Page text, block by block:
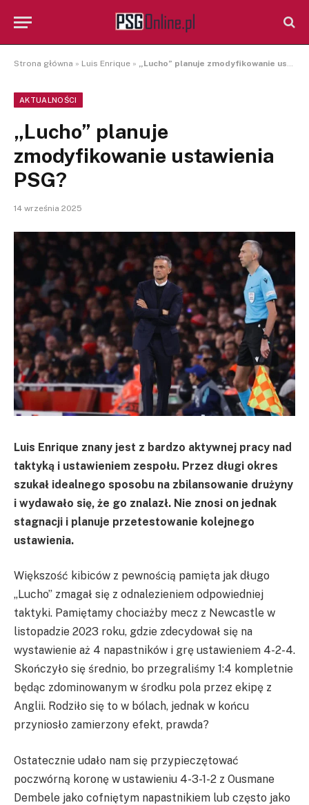
Strona główna » Luis Enrique » „Lucho” planuje zmodyfikowanie ustawienia PSG?
AKTUALNOŚCI
„Lucho” planuje
zmodyfikowanie ustawienia
PSG?
14 września 2025
Luis Enrique znany jest z bardzo aktywnej pracy nad
taktyką i ustawieniem zespołu. Przez długi okres
szukał idealnego sposobu na zbilansowanie drużyny
i wydawało się, że go znalazł. Nie znosi on jednak
stagnacji i planuje przetestowanie kolejnego
ustawienia.
Większość kibiców z pewnością pamięta jak długo
„Lucho” zmagał się z odnalezieniem odpowiedniej
taktyki. Pamiętamy chociażby mecz z Newcastle w
listopadzie 2023 roku, gdzie zdecydował się na
wystawienie aż 4 napastników i grę ustawieniem 4-2-4.
Skończyło się średnio, bo przegraliśmy 1:4 kompletnie
będąc zdominowanym w środku pola przez ekipę z
Anglii. Rodziło się to w bólach, jednak w końcu
przyniosło zamierzony efekt, prawda?
Ostatecznie udało nam się przypieczętować
poczwórną koronę w ustawieniu 4-3-1-2 z Ousmane
Dembele jako cofniętym napastnikiem lub często jako